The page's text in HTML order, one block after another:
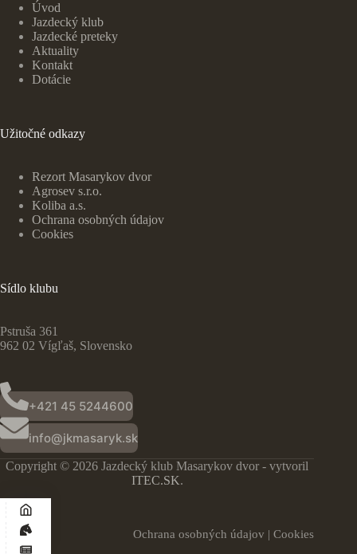
Úvod
Jazdecký klub
Jazdecké preteky
Aktuality
Kontakt
Dotácie
Užitočné odkazy
Rezort Masarykov dvor
Agrosev s.r.o.
Koliba a.s.
Ochrana osobných údajov
Cookies
Sídlo klubu
Pstruša 361
962 02 Vígľaš, Slovensko
+421 45 5244600
info@jkmasaryk.sk
Copyright © 2026 Jazdecký klub Masarykov dvor - vytvoril
ITEC.SK.
Ochrana osobných údajov |Cookies